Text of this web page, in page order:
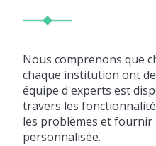
Nous comprenons que
chaque institution ont
équipe d'experts est
travers les
les problèmes et fournir
personnalisée.